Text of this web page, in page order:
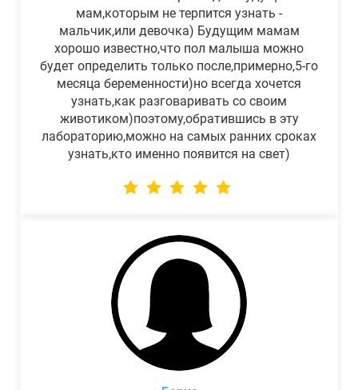
мам,которым не терпится узнать -
мальчик,или девочка) Будущим мамам
хорошо известно,что пол малыша можно
будет определить только после,примерно,5-го
месяца беременности)но всегда хочется
узнать,как разговаривать со своим
животиком)поэтому,обратившись в эту
лабораторию,можно на самых ранних сроках
узнать,кто именно появится на свет)